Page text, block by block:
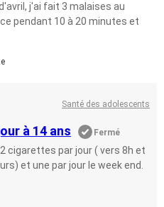
j'ai fait 3 malaises au
pendant 10 à 20 minutes et
Santé des adolescents
à 14 ans Fermé
cigarettes par jour ( vers 8h et
et une par jour le week end.